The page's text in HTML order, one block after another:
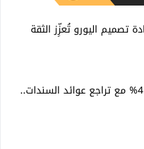
تصميم اليورو تُعزِّز الثقة
الذهب يقفز 4.4% مع تراجع عوائد السندات..